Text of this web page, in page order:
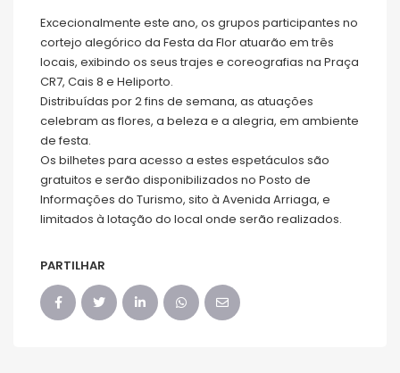
Excecionalmente este ano, os grupos participantes no
cortejo alegórico da Festa da Flor atuarão em três
locais, exibindo os seus trajes e coreografias na Praça
CR7, Cais 8 e Heliporto.
Distribuídas por 2 fins de semana, as atuações
celebram as flores, a beleza e a alegria, em ambiente
de festa.
Os bilhetes para acesso a estes espetáculos são
gratuitos e serão disponibilizados no Posto de
Informações do Turismo, sito à Avenida Arriaga, e
limitados à lotação do local onde serão realizados.
PARTILHAR